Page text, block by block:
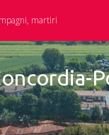
martiri